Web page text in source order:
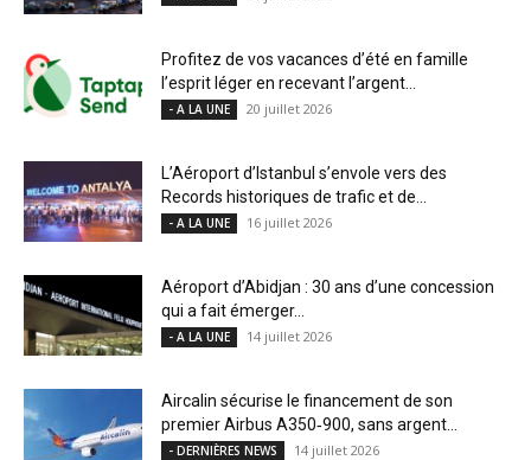
Profitez de vos vacances d’été en famille
l’esprit léger en recevant l’argent...
- A LA UNE 20 juillet 2026
L’Aéroport d’Istanbul s’envole vers des
Records historiques de trafic et de...
- A LA UNE 16 juillet 2026
Aéroport d’Abidjan : 30 ans d’une concession
qui a fait émerger...
- A LA UNE 14 juillet 2026
Aircalin sécurise le financement de son
premier Airbus A350‑900, sans argent...
- DERNIÈRES NEWS 14 juillet 2026